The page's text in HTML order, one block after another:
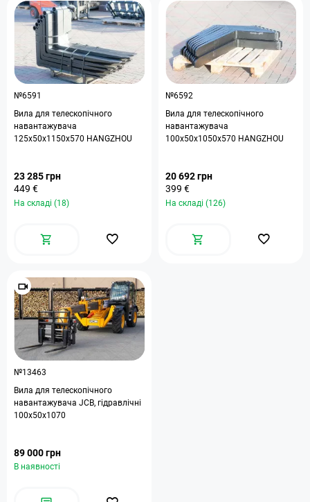
№6591
Вила для телескопічного
навантажувача
125х50х1150х570 HANGZHOU
23 285 грн
449 €
На складі (18)
№6592
Вила для телескопічного
навантажувача
100х50х1050х570 HANGZHOU
20 692 грн
399 €
На складі (126)
№13463
Вила для телескопічного
навантажувача JCB, гідравлічні
100х50х1070
89 000 грн
В наявності